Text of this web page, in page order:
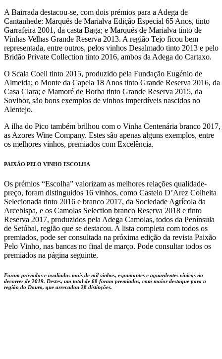
A Bairrada destacou-se, com dois prémios para a Adega de
Cantanhede: Marquês de Marialva Edição Especial 65 Anos, tinto
Garrafeira 2001, da casta Baga; e Marquês de Marialva tinto de
Vinhas Velhas Grande Reserva 2013. A região Tejo ficou bem
representada, entre outros, pelos vinhos Desalmado tinto 2013 e pelo
Bridão Private Collection tinto 2016, ambos da Adega do Cartaxo.
O Scala Coeli tinto 2015, produzido pela Fundação Eugénio de
Almeida; o Monte da Capela 18 Anos tinto Grande Reserva 2016, da
Casa Clara; e Mamoré de Borba tinto Grande Reserva 2015, da
Sovibor, são bons exemplos de vinhos imperdíveis nascidos no
Alentejo.
A ilha do Pico também brilhou com o Vinha Centenária branco 2017,
as Azores Wine Company. Estes são apenas alguns exemplos, entre
os melhores vinhos, premiados com Excelência.
PAIXÃO PELO VINHO ESCOLHA
Os prémios “Escolha” valorizam as melhores relações qualidade-
preço, foram distinguidos 16 vinhos, como Castelo D’Arez Colheita
Selecionada tinto 2016 e branco 2017, da Sociedade Agrícola da
Arcebispa, e os Camolas Selection branco Reserva 2018 e tinto
Reserva 2017, produzidos pela Adega Camolas, todos da Península
de Setúbal, região que se destacou. A lista completa com todos os
premiados, pode ser consultada na próxima edição da revista Paixão
Pelo Vinho, nas bancas no final de março. Pode consultar todos os
premiados na página seguinte.
Foram provados e avaliados mais de mil vinhos, espumantes e aguardentes vínicas no
decorrer de 2019. Destes, um total de 68 foram premiados, com maior destaque para a
região do Douro, que arrecadou 28 distinções.